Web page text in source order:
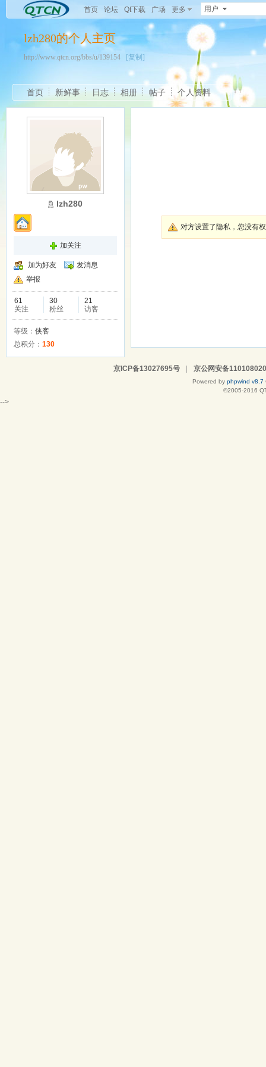
首页 论坛 Qt下载 广场 更多 用户
lzh280的个人主页
http://www.qtcn.org/bbs/u/139154 [复制]
首页 新鲜事 日志 相册 帖子 个人资料
lzh280
加关注
加为好友
发消息
举报
61
关注
30
粉丝
21
访客
等级： 侠客
总积分： 130
对方设置了隐私，您没有
京ICP备13027695号 京公网安备
Powered by phpwind v8.7
©2005-2016
-->